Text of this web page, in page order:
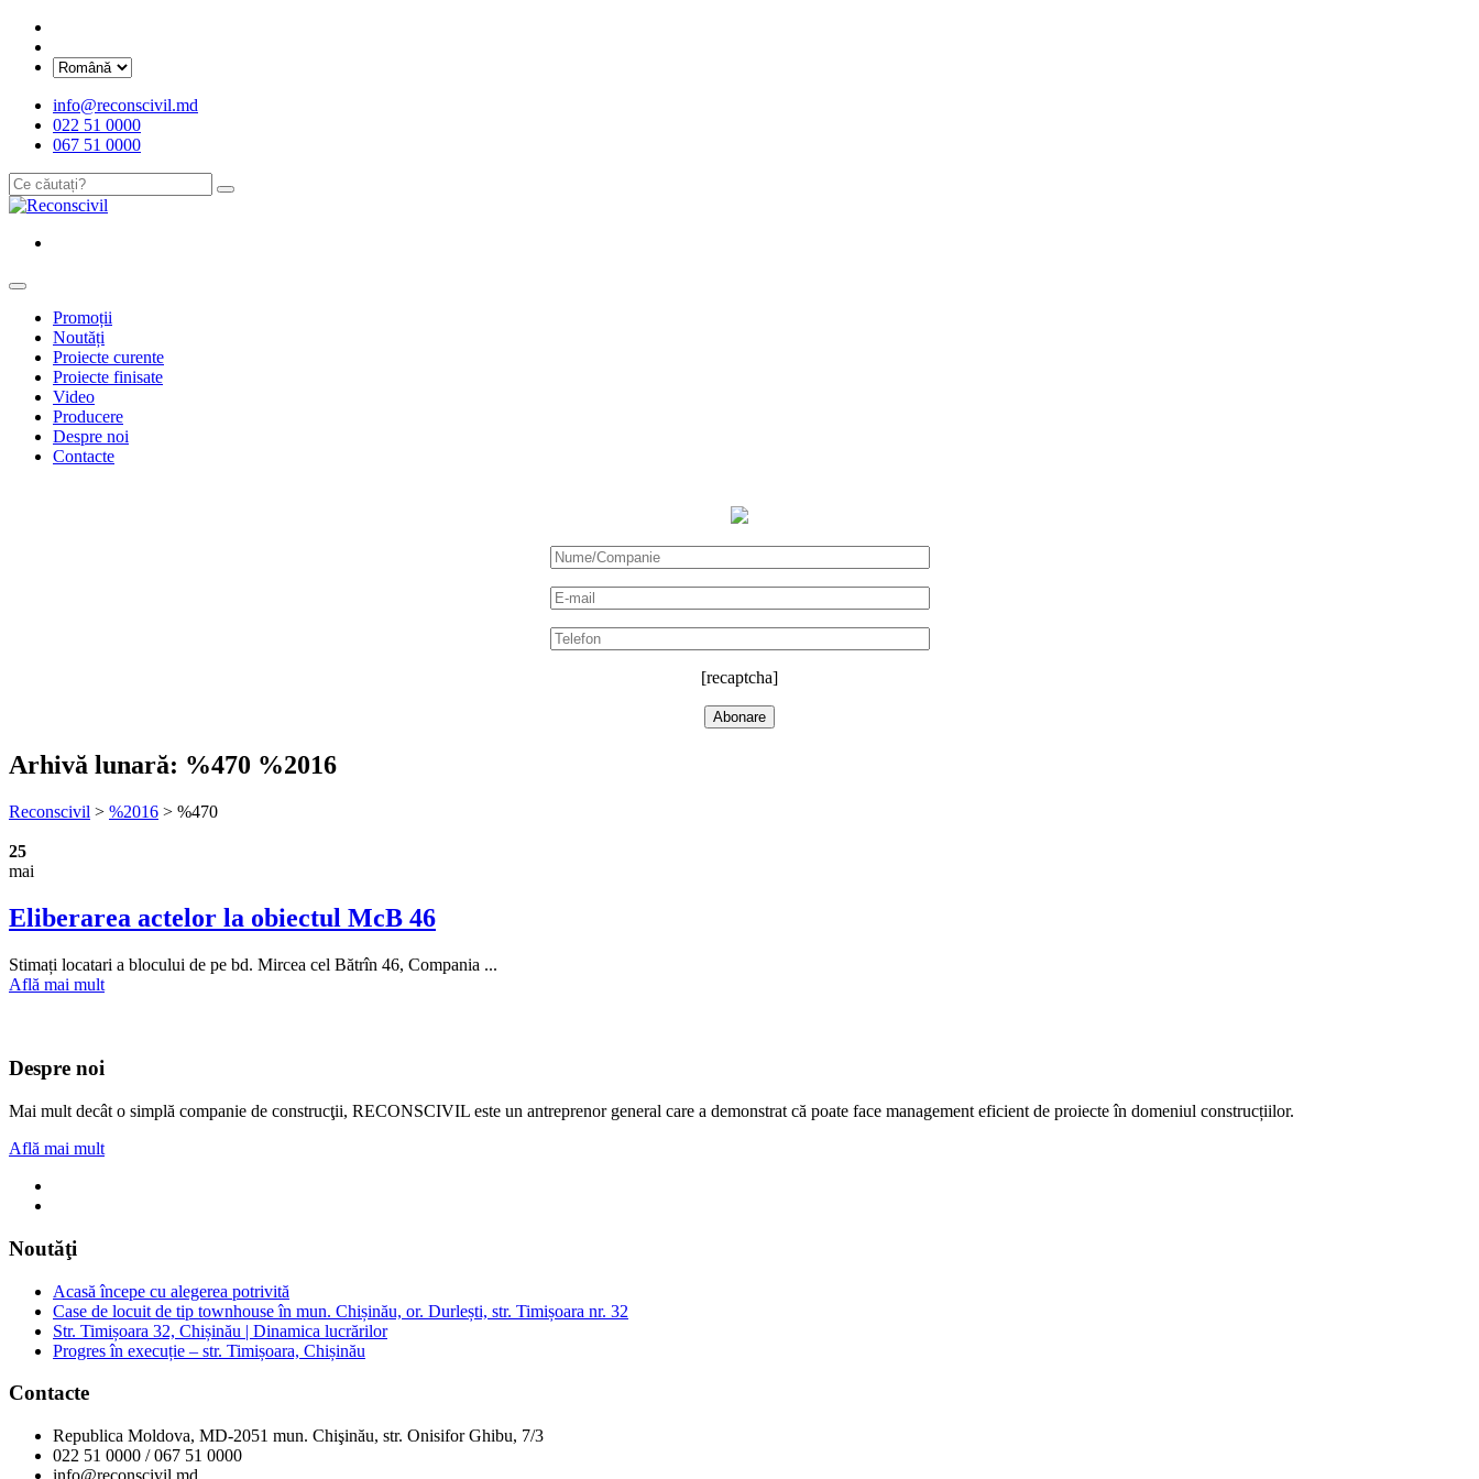
info@reconscivil.md
022 51 0000
067 51 0000
Promoții
Noutăți
Proiecte curente
Proiecte finisate
Video
Producere
Despre noi
Contacte
[recaptcha]
Arhivă lunară: %470 %2016
Reconscivil > %2016 > %470
25
mai
Eliberarea actelor la obiectul McB 46
Stimați locatari a blocului de pe bd. Mircea cel Bătrîn 46, Compania ...
Află mai mult
Despre noi
Mai mult decât o simplă companie de construcţii, RECONSCIVIL este un antreprenor general care a demonstrat că poate face management eficient de proiecte în domeniul construcțiilor.
Află mai mult
Noutăţi
Acasă începe cu alegerea potrivită
Case de locuit de tip townhouse în mun. Chișinău, or. Durlești, str. Timișoara nr. 32
Str. Timișoara 32, Chișinău | Dinamica lucrărilor
Progres în execuție – str. Timișoara, Chișinău
Contacte
Republica Moldova, MD-2051 mun. Chişinău, str. Onisifor Ghibu, 7/3
022 51 0000 / 067 51 0000
info@reconscivil.md